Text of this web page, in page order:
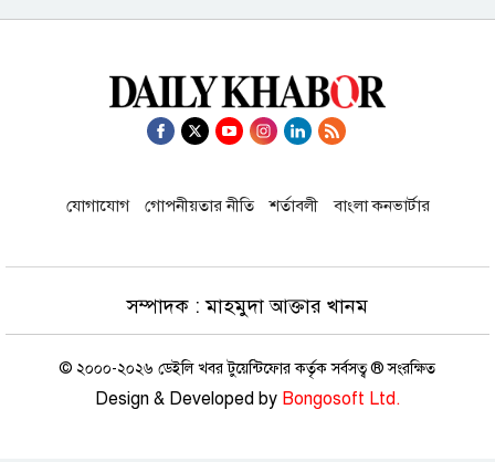
অধ্যাপক রবার্ট পেপের বিশ্লেষণ: ইরান
ইস্যুতে উত্তেজনা বাড়ানোর ফাঁদে পড়েছেন
ট্রাম্প
২০২৬ নারী এশিয়া কাপ ক্রিকেট:
হাম উপসর্গে ২৪ ঘন্টায় আরও ৩ জনের
মৃত্যু, আক্রান্ত ১ হাজার ২১৮
যোগাযোগ গোপনীয়তার নীতি শর্তাবলী বাংলা কনভার্টার
সম্পাদক : মাহমুদা আক্তার খানম
© ২০০০-২০২৬ ডেইলি খবর টুয়েন্টিফোর কর্তৃক সর্বসত্ব ® সংরক্ষিত
Design & Developed by Bongosoft Ltd.